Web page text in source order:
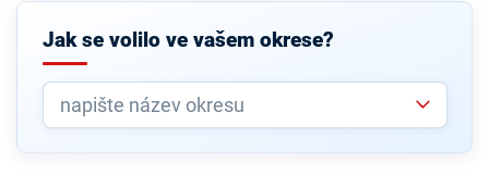
Jak se volilo ve vašem okrese?